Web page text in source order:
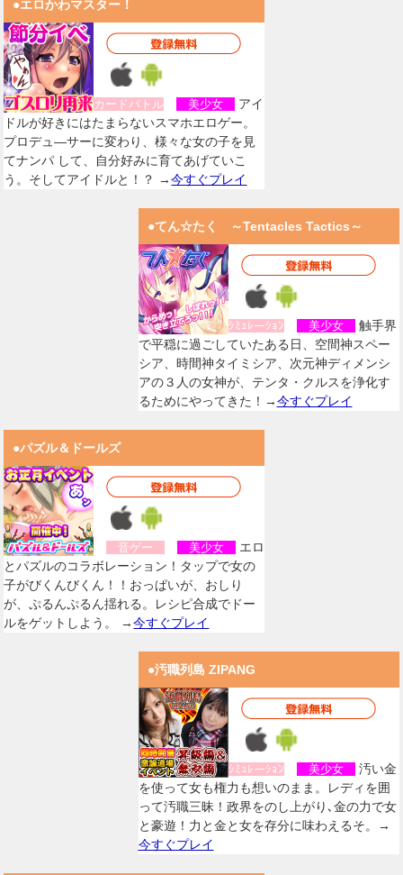
●エロかわマスター！
カードバトル 美少女
アイ
ドルが好きにはたまらないスマホエロゲー。
プロデュ―サーに変わり、様々な女の子を見
てナンパ して、自分好みに育てあげていこ
う。そしてアイドルと！？ →今すぐプレイ
●てん☆たく ～Tentacles Tactics～
ｼﾐｭﾚーｼｮﾝ 美少女
触手界
で平穏に過ごしていたある日、空間神スペー
シア、時間神タイミシア、次元神ディメンシ
アの３人の女神が、テンタ・クルスを浄化す
るためにやってきた！→今すぐプレイ
●パズル＆ドールズ
音ゲー 美少女
エロ
とパズルのコラボレーション！タップで女の
子がびくんびくん！！おっぱいが、おしり
が、ぷるんぷるん揺れる。レシピ合成でドー
ルをゲットしよう。 →今すぐプレイ
●汚職列島 ZIPANG
ｼﾐｭﾚーｼｮﾝ 美少女
汚い金
を使って女も権力も想いのまま。レディを囲
って汚職三昧！政界をのし上がり､金の力で女
と豪遊！力と金と女を存分に味わえるそ。→
今すぐプレイ